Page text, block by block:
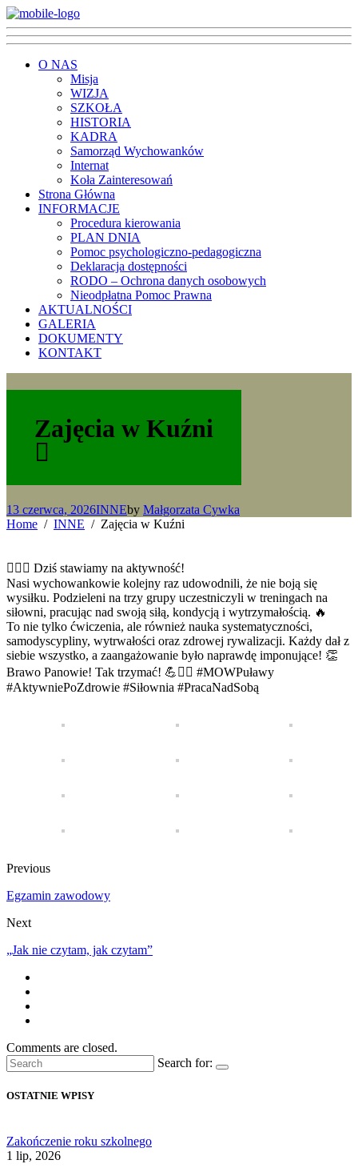
O NAS
Misja
WIZJA
SZKOŁA
HISTORIA
KADRA
Samorząd Wychowanków
Internat
Koła Zainteresowań
Strona Główna
INFORMACJE
Procedura kierowania
PLAN DNIA
Pomoc psychologiczno-pedagogiczna
Deklaracja dostępności
RODO – Ochrona danych osobowych
Nieodpłatna Pomoc Prawna
AKTUALNOŚCI
GALERIA
DOKUMENTY
KONTAKT
Zajęcia w Kuźni
13 czerwca, 2026INNEby Małgorzata Cywka
Home
INNE Zajęcia w Kuźni
🏋️‍♂️💪 Dziś stawiamy na aktywność!
Nasi wychowankowie kolejny raz udowodnili, że nie boją się
wysiłku. Podzieleni na trzy grupy uczestniczyli w treningach na
siłowni, pracując nad swoją siłą, kondycją i wytrzymałością. 🔥
To nie tylko ćwiczenia, ale również nauka systematyczności,
samodyscypliny, wytrwałości oraz zdrowej rywalizacji. Każdy dał z
siebie wszystko, a zaangażowanie było naprawdę imponujące! 👏
Brawo Panowie! Tak trzymać! 💪🏋️‍♂️ #MOWPuławy
#AktywniePoZdrowie #Siłownia #PracaNadSobą
Previous
Egzamin zawodowy
Next
„Jak nie czytam, jak czytam”
Comments are closed.
Search for:
OSTATNIE WPISY
Zakończenie roku szkolnego
1 lip, 2026